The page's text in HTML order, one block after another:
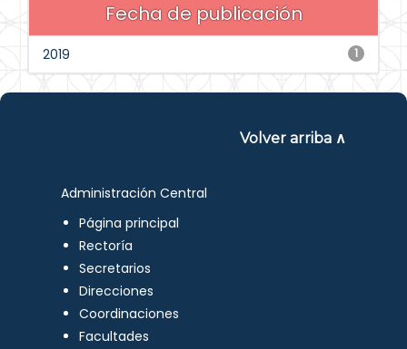
Fecha de publicación
1
2019
Volver arriba ∧
Administración Central
Página principal
Rectoría
Secretarios
Direcciones
Coordinaciones
Facultades